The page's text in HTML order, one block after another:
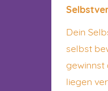
Dein
selbst
gewinnst
liegen